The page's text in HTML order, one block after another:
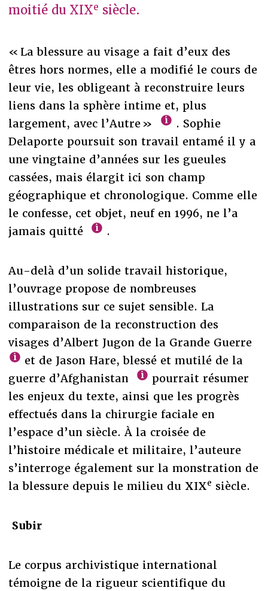
moitié du XIXe siècle.
« La blessure au visage a fait d’eux des
êtres hors normes, elle a modifié le cours de
leur vie, les obligeant à reconstruire leurs
liens dans la sphère intime et, plus
largement, avec l’Autre »
. Sophie
Delaporte poursuit son travail entamé il y a
une vingtaine d’années sur les gueules
cassées, mais élargit ici son champ
géographique et chronologique. Comme elle
le confesse, cet objet, neuf en 1996, ne l’a
jamais quitté
.
Au-delà d’un solide travail historique,
l’ouvrage propose de nombreuses
illustrations sur ce sujet sensible. La
comparaison de la reconstruction des
visages d’Albert Jugon de la Grande Guerre
et de Jason Hare, blessé et mutilé de la
guerre d’Afghanistan
pourrait résumer
les enjeux du texte, ainsi que les progrès
effectués dans la chirurgie faciale en
l’espace d’un siècle. À la croisée de
l’histoire médicale et militaire, l’auteure
s’interroge également sur la monstration de
la blessure depuis le milieu du XIXe siècle.
Subir
Le corpus archivistique international
témoigne de la rigueur scientifique du